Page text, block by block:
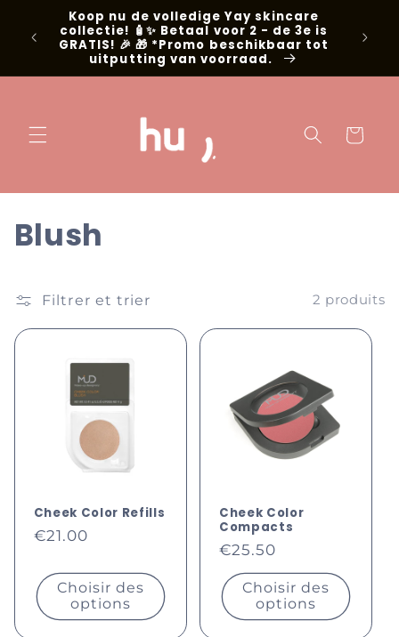
passer au
contenu
Koop nu de volledige Yay skincare
collectie! 🧴✨ Betaal voor 2 - de 3e is
GRATIS! 🎉 🎁 *Promo beschikbaar tot
uitputting van voorraad.
Panier
C
l
l
Blush
Filtrer et trier 2 produits
Cheek Color Refills
Prix
€21.00
Choisir des
options
Cheek Color
Compacts
Prix
habituel
€25.50
Choisir des
options